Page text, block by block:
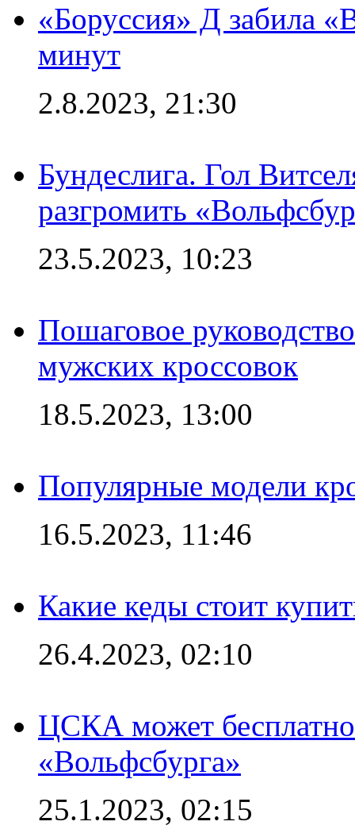
«Боруссия» Д забила
минут
2.8.2023, 21:30
Бундеслига. Гол
разгромить
23.5.2023, 10:23
Пошаговое
мужских кроссовок
18.5.2023, 13:00
Популярные модели
16.5.2023, 11:46
Какие кеды стоит
26.4.2023, 02:10
ЦСКА может
«Вольфсбурга»
25.1.2023, 02:15